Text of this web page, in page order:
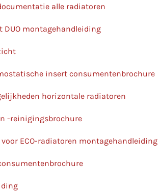
alle radiatoren
DUO montagehandleiding
insert consumentenbrochure
horizontale radiatoren
-reinigingsbrochure
ECO-radiatoren montagehandleiding